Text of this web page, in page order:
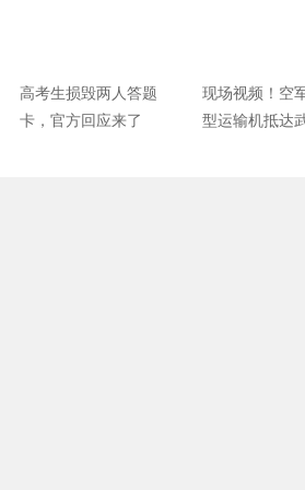
高考生损毁两人答题
卡，官方回应来了
现场视频！空
型运输机抵达